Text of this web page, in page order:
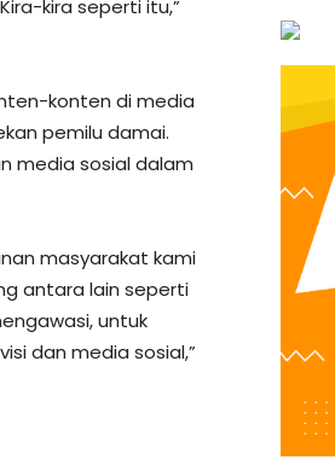
kira seperti itu,”
konten di media
pemilu damai.
media sosial dalam
masyarakat kami
antara lain seperti
untuk
dan media sosial,”